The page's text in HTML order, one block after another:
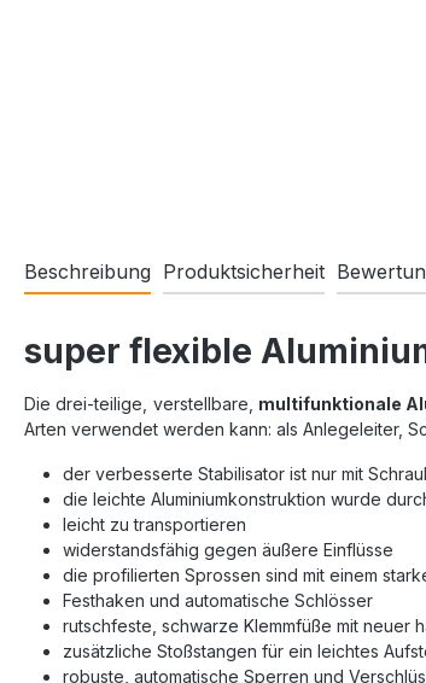
Beschreibung Produktsicherheit
super flexible
Die drei-teilige, verstellbare, multifunktionale
Arten verwendet werden kann: als Anlegeleiter,
der verbesserte Stabilisator ist nur mit
die leichte Aluminiumkonstruktion wurde
leicht zu transportieren
widerstandsfähig gegen äußere Einflüsse
die profilierten Sprossen sind mit einem
Festhaken und automatische Schlösser
rutschfeste, schwarze Klemmfüße mit neuer
zusätzliche Stoßstangen für ein leichtes
robuste, automatische Sperren und